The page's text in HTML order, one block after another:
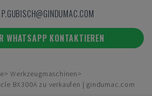
P.GUBISCH@GINDUMAC.COM
WHATSAPP KONTAKTIEREN
Werkzeugmaschinen
BX300A zu verkaufen | gindumac.com